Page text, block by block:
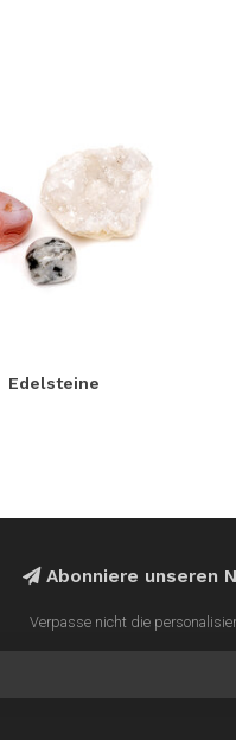
Edelsteine
Abonniere unseren
Verpasse nicht die